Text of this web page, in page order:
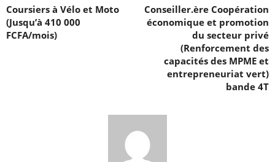
Coursiers à Vélo et Moto
(Jusqu’à 410 000
FCFA/mois)
Conseiller.ère Coopération
économique et promotion
du secteur privé
(Renforcement des
capacités des MPME et
entrepreneuriat vert)
bande 4T